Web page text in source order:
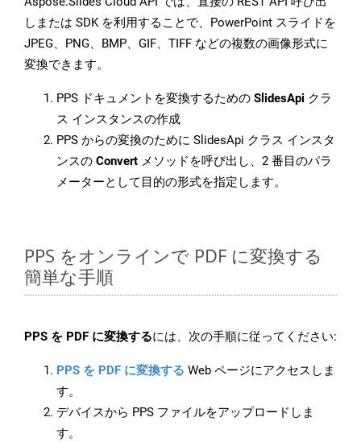
しまたは SDK を利用することで、PowerPoint スライドを
JPEG、PNG、BMP、GIF、TIFF などの複数の画像形式に
変換できます。
PPS ドキュメントを変換するための SlidesApi クラ
ス インスタンスの作成
PPS からの変換のために SlidesApi クラス インスタ
ンスの Convert メソッドを呼び出し、2 番目のパラ
メーターとして目的の形式を指定します。
PPS をオンラインで PDF に変換する
簡単な手順
PPS を PDF に変換するには、次の手順に従ってください:
PPS を PDF に変換する Web ページにアクセスしま
す。
デバイスから PPS ファイルをアップロードしま
す。